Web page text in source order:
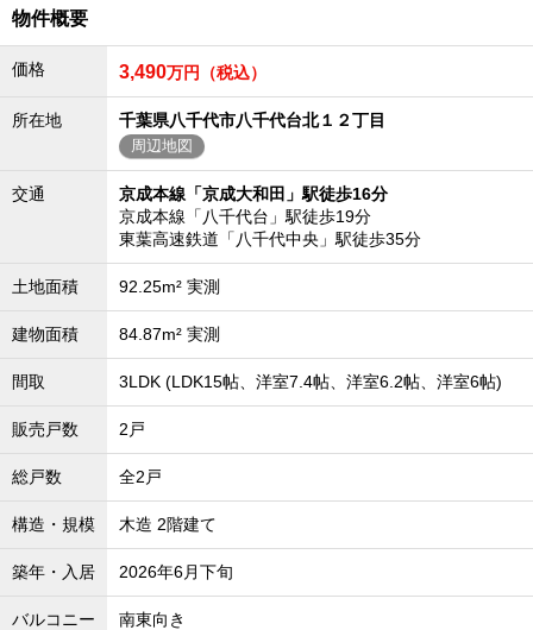
物件概要
価格 3,490万円（税込）
所在地 千葉県八千代市八千代台北１２丁目
周辺地図
交通
京成本線「京成大和田」駅徒歩16分
京成本線「八千代台」駅徒歩19分
東葉高速鉄道「八千代中央」駅徒歩35分
土地面積 92.25m² 実測
建物面積 84.87m² 実測
間取 3LDK (LDK15帖、洋室7.4帖、洋室6.2帖、洋室6帖)
販売戸数 2戸
総戸数 全2戸
構造・規模 木造 2階建て
築年・入居 2026年6月下旬
バルコニー 南東向き
外房エリアの中古一戸建
外房エリアのマンション
外房エリアの土地
内房エリアの新築一戸建
内房エリアの中古一戸建
内房エリアのマンション
内房エリアの土地
東京全域エリア
東京全域エリアの中古一戸建
東京全域エリアのマンション
東京全域エリアの土地
神奈川全域エリア
神奈川全域エリアの新築一戸建
神奈川全域エリアの中古一戸建
神奈川全域エリアのマンション
神奈川全域エリアの土地
沖縄全域エリア
沖縄全域エリアの新築一戸建
沖縄全域エリアのマンション
沖縄全域エリアの土地